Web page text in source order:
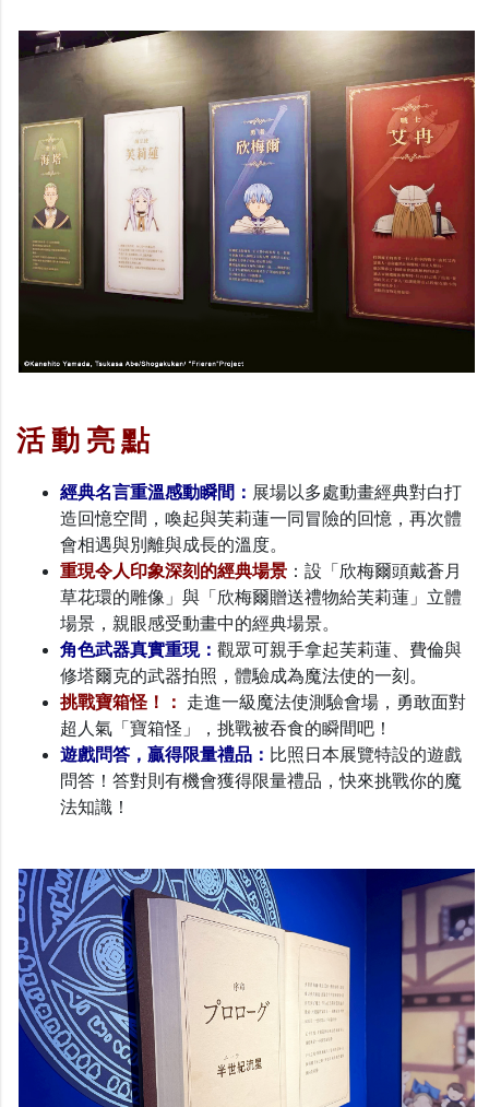
活 動 亮 點
經典名言重溫感動瞬間： 展場以多處動畫經典對白打
造回憶空間，喚起與芙莉蓮一同冒險的回憶，再次體
會相遇與別離與成長的溫度。
重現令人印象深刻的經典場景 ：設「欣梅爾頭戴蒼月
草花環的雕像」與「欣梅爾贈送禮物給芙莉蓮」立體
場景，親眼感受動畫中的經典場景。
角色武器真實重現： 觀眾可親手拿起芙莉蓮、費倫與
修塔爾克的武器拍照，體驗成為魔法使的一刻。
挑戰寶箱怪！：
走進一級魔法使測驗會場，勇敢面對
超人氣「寶箱怪」，挑戰被吞食的瞬間吧！
遊戲問答，贏得限量禮品： 比照日本展覽特設的遊戲
問答！答對則有機會獲得限量禮品，快來挑戰你的魔
法知識！